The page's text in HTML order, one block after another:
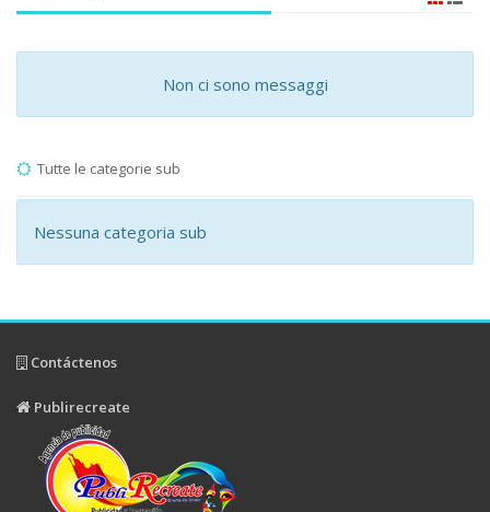
Non ci sono messaggi
Tutte le categorie sub
Nessuna categoria sub
Contáctenos
Publirecreate